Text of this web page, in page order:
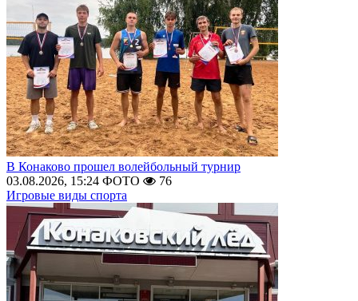
В Конаково прошел волейбольный турнир
03.08.2026, 15:24 ФОТО
76
Игровые виды спорта